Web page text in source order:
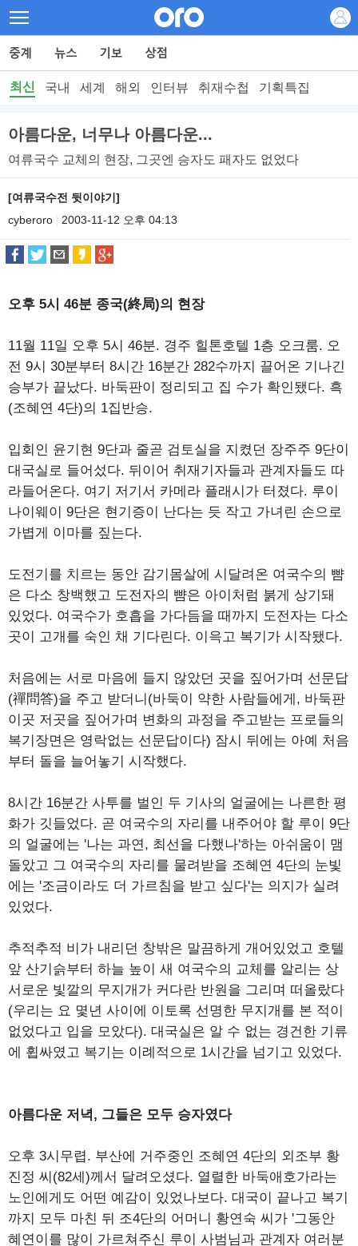
최신 국내 세계 해외 인터뷰 취재수첩 기획특집
아름다운, 너무나 아름다운...
여류국수 교체의 현장, 그곳엔 승자도 패자도 없었다
[여류국수전 뒷이야기]
cyberoro
2003-11-12 오후 04:13
오후 5시 46분 종국(終局)의 현장
11월 11일 오후 5시 46분. 경주 힐톤호텔 1층 오크룸. 오
전 9시 30분부터 8시간 16분간 282수까지 끌어온 기나긴
승부가 끝났다. 바둑판이 정리되고 집 수가 확인됐다. 흑
(조혜연 4단)의 1집반승.
입회인 윤기현 9단과 줄곧 검토실을 지켰던 장주주 9단이
대국실로 들어섰다. 뒤이어 취재기자들과 관계자들도 따
라들어온다. 여기 저기서 카메라 플래시가 터졌다. 루이
나이웨이 9단은 현기증이 난다는 듯 작고 가녀린 손으로
가볍게 이마를 짚는다.
도전기를 치르는 동안 감기몸살에 시달려온 여국수의 뺨
은 다소 창백했고 도전자의 뺨은 아이처럼 붉게 상기돼
있었다. 여국수가 호흡을 가다듬을 때까지 도전자는 다소
곳이 고개를 숙인 채 기다린다. 이윽고 복기가 시작됐다.
처음에는 서로 마음에 들지 않았던 곳을 짚어가며 선문답
(禪問答)을 주고 받더니(바둑이 약한 사람들에게, 바둑판
이곳 저곳을 짚어가며 변화의 과정을 주고받는 프로들의
복기장면은 영락없는 선문답이다) 잠시 뒤에는 아예 처음
부터 돌을 늘어놓기 시작했다.
8시간 16분간 사투를 벌인 두 기사의 얼굴에는 나른한 평
화가 깃들었다. 곧 여국수의 자리를 내주어야 할 루이 9단
의 얼굴에는 '나는 과연, 최선을 다했나'하는 아쉬움이 맴
돌았고 그 여국수의 자리를 물려받을 조혜연 4단의 눈빛
에는 '조금이라도 더 가르침을 받고 싶다'는 의지가 실려
있었다.
추적추적 비가 내리던 창밖은 말끔하게 개어있었고 호텔
앞 산기슭부터 하늘 높이 새 여국수의 교체를 알리는 상
서로운 빛깔의 무지개가 커다란 반원을 그리며 떠올랐다
(우리는 요 몇년 사이에 이토록 선명한 무지개를 본 적이
없었다고 입을 모았다). 대국실은 알 수 없는 경건한 기류
에 휩싸였고 복기는 이례적으로 1시간을 넘기고 있었다.
아름다운 저녁, 그들은 모두 승자였다
오후 3시무렵. 부산에 거주중인 조혜연 4단의 외조부 황
진정 씨(82세)께서 달려오셨다. 열렬한 바둑애호가라는
노인에게도 어떤 예감이 있었나보다. 대국이 끝나고 복기
까지 모두 마친 뒤 조4단의 어머니 황연숙 씨가 '그동안
혜연이를 많이 가르쳐주신 루이 사범님과 관계자 여러분